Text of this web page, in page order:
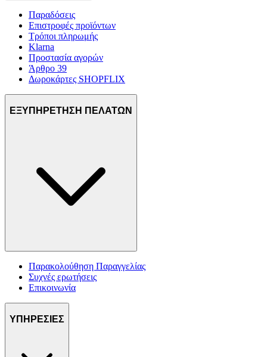
Παραδόσεις
Επιστροφές προϊόντων
Τρόποι πληρωμής
Klarna
Προστασία αγορών
Άρθρο 39
Δωροκάρτες SHOPFLIX
ΕΞΥΠΗΡΕΤΗΣΗ ΠΕΛΑΤΩΝ
Παρακολούθηση Παραγγελίας
Συχνές ερωτήσεις
Επικοινωνία
ΥΠΗΡΕΣΙΕΣ